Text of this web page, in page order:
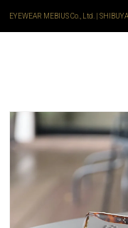
EYEWEAR MEBIUS Co., Ltd. |